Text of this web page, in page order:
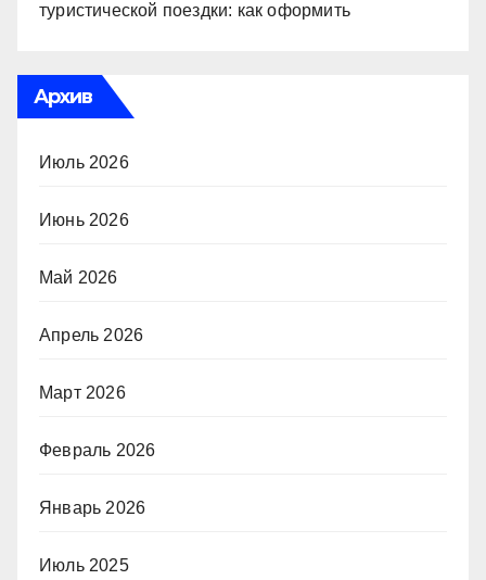
туристической поездки: как оформить
Архив
Июль 2026
Июнь 2026
Май 2026
Апрель 2026
Март 2026
Февраль 2026
Январь 2026
Июль 2025